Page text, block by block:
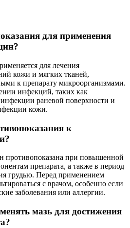
для применения
для лечения
кожи и мягких тканей,
к препарату микроорганизмами.
инфекций, таких как
раневой поверхности и
кожи.
к
противопоказана при повышенной
препарата, а также в период
грудью. Перед применением
с врачом, особенно если
заболевания или аллергии.
мазь для достижения